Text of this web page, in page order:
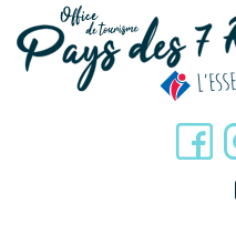
Panneau de gestion des cookies